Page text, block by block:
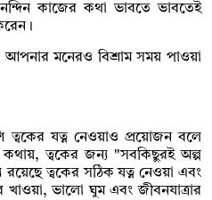
কাজের কথা ভাবতে ভাবতেই
মনেরও বিশ্রাম সময় পাওয়া
ত্বকের যত্ন নেওয়াও প্রয়োজন বলে
ত্বকের জন্য "সবকিছুরই অল্প
ত্বকের সঠিক যত্ন নেওয়া এবং
ভালো ঘুম এবং জীবনযাত্রার